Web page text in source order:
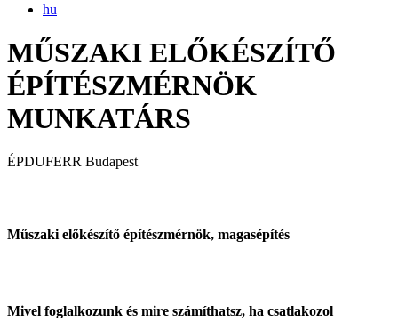
hu
MŰSZAKI ELŐKÉSZÍTŐ
ÉPÍTÉSZMÉRNÖK
MUNKATÁRS
ÉPDUFERR Budapest
Műszaki előkészítő építészmérnök, magasépítés
Mivel foglalkozunk és mire számíthatsz, ha csatlakozol